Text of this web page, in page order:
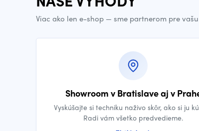
Viac ako len e-shop — sme partnerom pre
Showroom v Bratislave aj v
Vyskúšajte si techniku naživo skôr, ako si ju
Radi vám všetko predvedieme.